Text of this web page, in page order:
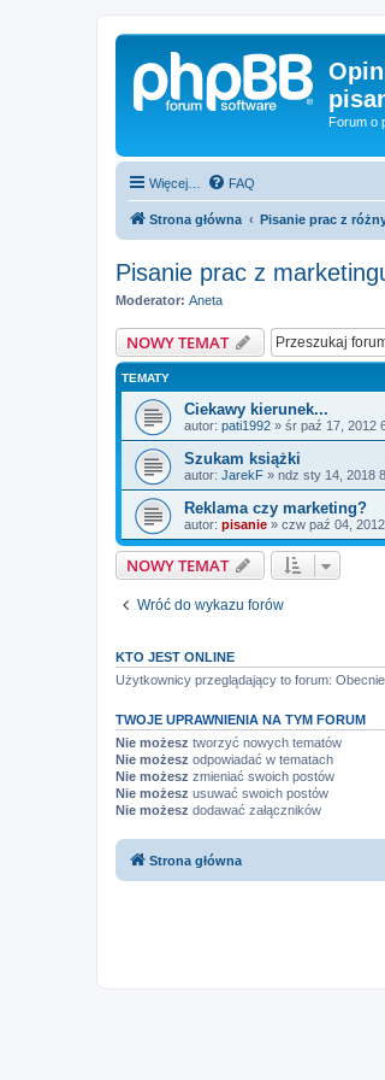
Forum o
Więcej… FAQ
Strona główna Pisanie prac z
Pisanie prac z
Moderator: Aneta
NOWY TEMAT
TEMATY
Ciekawy kierunek...
autor: pati1992 » śr paź 17, 2012
Szukam książki
autor: JarekF » ndz sty 14, 2018
Reklama czy marketing?
autor: pisanie » czw paź 04,
NOWY TEMAT
Wróć do wykazu forów
KTO JEST ONLINE
Użytkownicy przeglądający to forum:
TWOJE UPRAWNIENIA NA TYM FORUM
Nie możesz tworzyć nowych tematów
Nie możesz odpowiadać w tematach
Nie możesz zmieniać swoich postów
Nie możesz usuwać swoich postów
Nie możesz dodawać załączników
Strona główna